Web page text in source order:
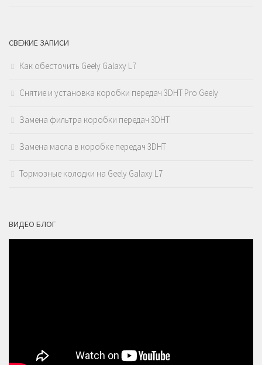
СВЕЖИЕ ЗАПИСИ
Как обесточить Geely Galaxy L7
Снятие и установка коробки передач 3DHT Pro Geely
Замена фильтра коробки передач 3DHT
Замена масла в коробке передач 3DHT
Тормозные колодки на Geely Galaxy L7
ВИДЕО БЛОГ